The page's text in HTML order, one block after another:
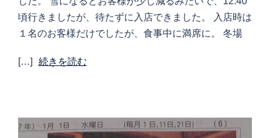
頃行きましたが、待たずに入店できました。 入店時は
１名のお客様だけでしたが、食事中に満席に。 冬場
[…] 続きを読む